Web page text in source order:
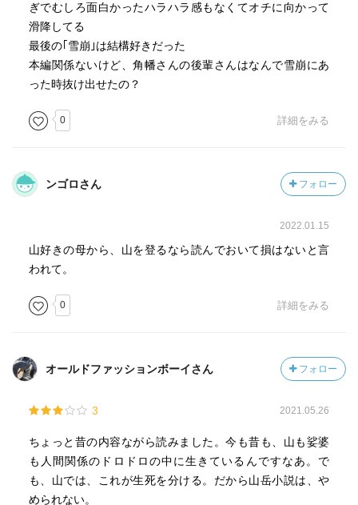
■遺書
■おかしな遭難
■霧迷い
■蔵王越え
■雪崩
■解説 角幡唯介
スキー場で偶然出会った妻の元カレを陥れることにより自
分の家庭を失ったり（『地獄への滑降』 ）、
男女4人ずつのパーティーの男性4人が遭難し、自意識過剰
な女性たちが自分を悲劇のヒロインに仕立て上げ、遭難は
自分のせいだと主張したり（『霧の中で灯が揺れた』 ）、
鼻持ちならないスキーヤーが遭難し、イヤイヤ救助に向か
発熱した仲間のために、冬山でのセオリーを破ったことで
遭難したり（『冬山の掟』 ）、
冬山で遭難し、死の間際に遺書を遺そうとするが、内容が
言い訳がましいことに気付き、生死の境でそれを処分しよ
うとしたり（『遺書』 ）、
ぎでむしろ面白かったハラハラ感もなくてオチに向かって
滑降してる
最後の｢雪崩｣は結構好きだった
本編関係ないけど、角幡さんの後輩さんはなんで雪崩にあ
った時抜け出せたの？
0 詳細をみる
ンゴロさん フォロー
2022.01.15
山好きの母から、山を登るなら読んでおいて損はないと言
われて。
0 詳細をみる
オールドファッションボーイさん フォロー
3 2021.05.26
ちょっと昔の内容ながら読みました。今も昔も、山も娑婆
も人間関係のドロドロの中に生きているんですなあ。で
も、山では、これが生死を分ける。だから山岳小説は、や
められない。